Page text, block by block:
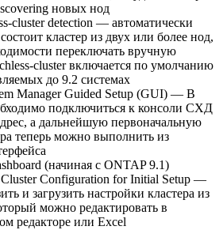
новых нод
cluster detection — автоматически
кластер из двух или более нод,
переключать вручную
cluster включается по умолчанию
до 9.2 системах
Manager Guided Setup (GUI) — В
подключиться к консоли СХД
а дальнейшую первоначальную
теперь можно выполнить из
(начиная с ONTAP 9.1)
Configuration for Initial Setup —
и загрузить настройки кластера из
можно редактировать в
редакторе или Excel